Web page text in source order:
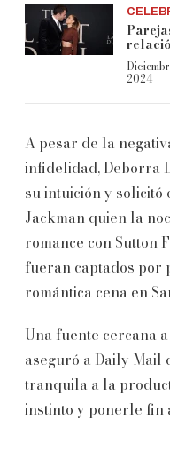
2024
A pesar de la
infidelidad, Deborra
su intuición y
Jackman quien la
romance con Sutton
fueran captados por
romántica cena en
Una fuente cercana
aseguró a Daily Mail
tranquila a la
instinto y ponerle fin